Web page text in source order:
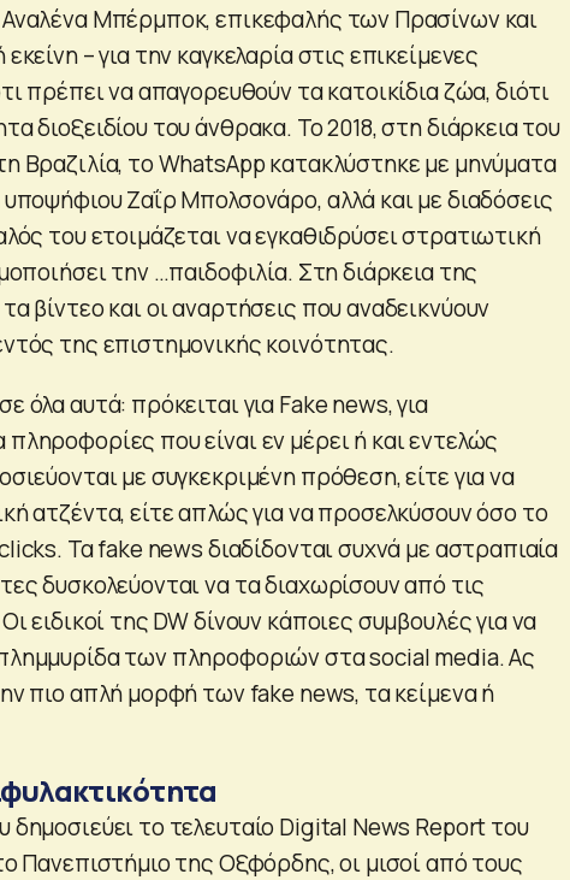
Μπέρμποκ, επικεφαλής των Πρασίνων και
– για την καγκελαρία στις επικείμενες
πρέπει να απαγορευθούν τα κατοικίδια ζώα, διότι
διοξειδίου του άνθρακα. Το 2018, στη διάρκεια του
Βραζιλία, το WhatsApp κατακλύστηκε με μηνύματα
Ζαΐρ Μπολσονάρο, αλλά και με διαδόσεις
του ετοιμάζεται να εγκαθιδρύσει στρατιωτική
την …παιδοφιλία. Στη διάρκεια της
βίντεο και οι αναρτήσεις που αναδεικνύουν
της επιστημονικής κοινότητας.
όλα αυτά: πρόκειται για Fake news, για
που είναι εν μέρει ή και εντελώς
με συγκεκριμένη πρόθεση, είτε για να
ατζέντα, είτε απλώς για να προσελκύσουν όσο το
Τα fake news διαδίδονται συχνά με αστραπιαία
δυσκολεύονται να τα διαχωρίσουν από τις
ειδικοί της DW δίνουν κάποιες συμβουλές για να
των πληροφοριών στα social media. Ας
πιο απλή μορφή των fake news, τα κείμενα ή
το τελευταίο Digital News Report του
Πανεπιστήμιο της Οξφόρδης, οι μισοί από τους